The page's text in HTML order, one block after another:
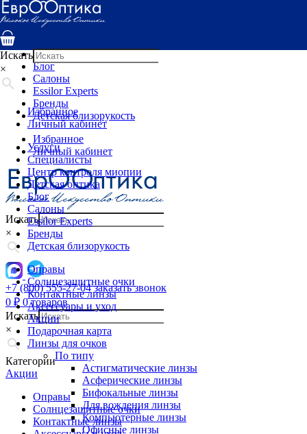
Услуги
Специалисты
Детская оптика
Блог
Салоны
Essilor Experts
Бренды
Детская близорукость
Избранное
Личный кабинет
Искать
×
+7 (800) 555-27-04 заказать звонок
0 ₽ 0 товаров
Искать
×
Категории
Акции
Оправы
Солнцезащитные очки
Контактные линзы
Искать
×
Избранное
Личный кабинет
Услуги
Специалисты
Центр контроля миопии
Детская оптика
Блог
Салоны
Essilor Experts
Бренды
Детская близорукость
Оправы
Солнцезащитные очки
Контактные линзы
Аксессуары и уход
Акции
Подарочная карта
Линзы для очков
По типу
Астигматические линзы
Асферические линзы
Бифокальные линзы
Для вождения линзы
Компьютерные линзы
Офисные линзы